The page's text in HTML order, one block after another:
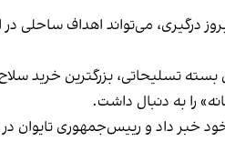
و بردی در حدود ۳۰۰ کیلومتر است که در صورت بروز
را به دنبال داشت.
۴۰ میلیارد دلاری برای سیستم دفاعی خود خبر داد و